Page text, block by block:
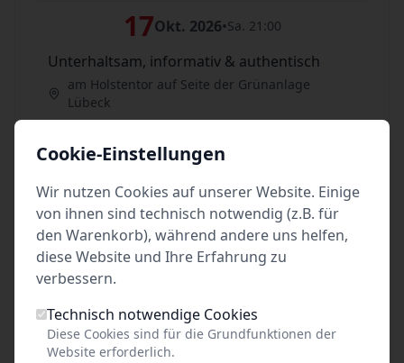
17Okt. 2026•Sa. 21:00
Unterhaltsam, informativ & authentisch
am Holstentor auf Seite der Grünanlage
Lübeck
23Okt. 2026•Fr. 21:00
Unterhaltsam, informativ & authentisch
am Holstentor auf Seite der Grünanlage
Lübeck
24Okt. 2026
Cookie-Einstellungen
Wir nutzen Cookies auf unserer Website. Einige
von ihnen sind technisch notwendig (z.B. für
den Warenkorb), während andere uns helfen,
diese Website und Ihre Erfahrung zu
verbessern.
Technisch notwendige Cookies
Diese Cookies sind für die Grundfunktionen der
Website erforderlich.